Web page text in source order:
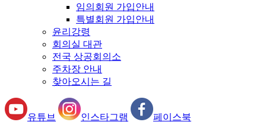
임의회원 가입안내
특별회원 가입안내
윤리강령
회의실 대관
전국 상공회의소
주차장 안내
찾아오시는 길
유튜브 인스타그램
페이스북